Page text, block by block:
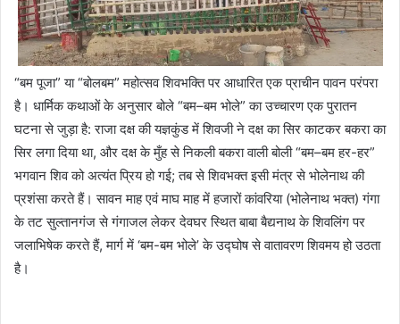
“बम पूजा” या “बोलबम” महोत्सव शिवभक्ति पर आधारित एक प्राचीन पावन परंपरा
है। धार्मिक कथाओं के अनुसार बोले “बम–बम भोले” का उच्चारण एक पुरातन
घटना से जुड़ा है: राजा दक्ष की यज्ञकुंड में शिवजी ने दक्ष का सिर काटकर बकरा का
सिर लगा दिया था, और दक्ष के मुँह से निकली बकरा वाली बोली “बम–बम हर-हर”
भगवान शिव को अत्यंत प्रिय हो गई; तब से शिवभक्त इसी मंत्र से भोलेनाथ की
प्रशंसा करते हैं। सावन माह एवं माघ माह में हजारों कांवरिया (भोलेनाथ भक्त) गंगा
के तट सुल्तानगंज से गंगाजल लेकर देवघर स्थित बाबा बैद्यनाथ के शिवलिंग पर
जलाभिषेक करते हैं, मार्ग में ‘बम-बम भोले’ के उद्घोष से वातावरण शिवमय हो उठता
है।